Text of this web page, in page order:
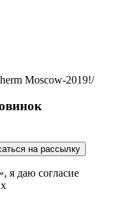
Moscow-2019!/
на рассылку
я даю согласие